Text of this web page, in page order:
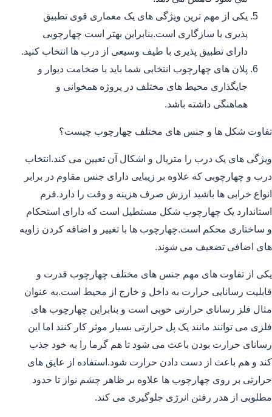
یکی از مهم ترین ویژگی های یک معماری قوی تطبیق
پذیری یا سازگاری است.بنابراین بهتر است چهارچوبی
دارای تطبیق پذیری با طیف وسیعی از درب ها انتخاب کنید.
پلان های چهارچوب انتخابی شما باید با ضخامت دیوار و
جایگذاری محیط های مختلف در پروژه همخوانی و
هماهنگی داشته باشد.
تفاوت شکل ها و جنس های مختلف چهارچوب چیست؟
ویژگی های یک درب را متریال و اشکال آن تعیین می کند.انتخاب
درب و چهارچوبی که علاوه بر زیبایی دارای جنس مقاوم در برابر
انواع خرابی ها باشید ارزش صرف هزینه و وقت را دارد.فرم
استاندارد یک چهارچوب شکل مستطیل است که دارای استحکام
و ساختاری محکم است.چهارچوب ها با تغییر و اضافه کردن زاویه
های اضافی تضعیف می شوند.
یکی از تفاوت های مهم جنس های مختلف چهارچوب قدرت و
قابلیت رسانایی حرارت به داخل و خارج از محیط است.به عنوان
مثال فلز رسانای حرارتی خوبی است و بنابراین چهارچوب های
فلزی می توانند مانند یک پل حرارتی بسیار موثر کار کنند اما این
رسانای حرارت بودن باعث می شود تا هم گرما را به خود جذب
کند و هم باعث از دست دادن حرارت شود.استفاده از عایق های
حرارتی بر روی چهارچوب ها علاوه بر ظاهر چشم نواز تا حدود
مطلوبی از هدر رفتن انرژی جلوگیری می کند.